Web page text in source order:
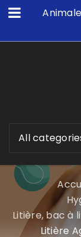
All
Litière, bac à
Litière